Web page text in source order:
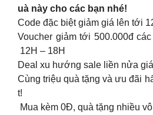
uà này cho các bạn nhé!
Code đặc biệt giảm giá lên tới
Voucher giảm tới 500.000đ
12H – 18H
Deal xu hướng sale liền nửa giá
Cùng triệu quà tặng và ưu đãi
t!
Mua kèm 0Đ, quà tặng nhiều